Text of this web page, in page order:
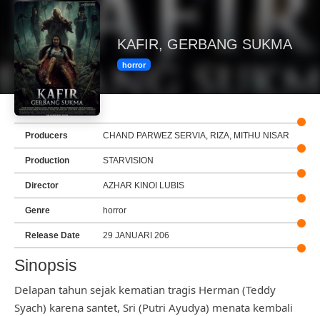
KAFIR, GERBANG SUKMA
horror
Producers CHAND PARWEZ SERVIA, RIZA, MITHU NISAR
Production STARVISION
Director AZHAR KINOI LUBIS
Genre horror
Release Date 29 JANUARI 206
Sinopsis
Delapan tahun sejak kematian tragis Herman (Teddy
Syach) karena santet, Sri (Putri Ayudya) menata kembali